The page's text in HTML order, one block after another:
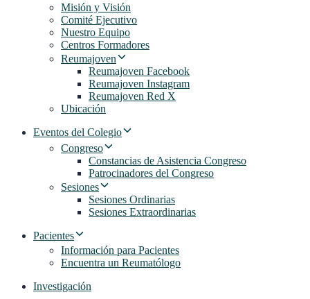
Misión y Visión
Comité Ejecutivo
Nuestro Equipo
Centros Formadores
Reumajoven
Reumajoven Facebook
Reumajoven Instagram
Reumajoven Red X
Ubicación
Eventos del Colegio
Congreso
Constancias de Asistencia Congreso
Patrocinadores del Congreso
Sesiones
Sesiones Ordinarias
Sesiones Extraordinarias
Pacientes
Información para Pacientes
Encuentra un Reumatólogo
Investigación